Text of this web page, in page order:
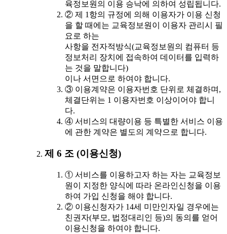
육정보원의 이용 승낙에 의하여 성립됩니다.
② 제 1항의 규정에 의해 이용자가 이용 신청
을 할 때에는 교육정보원이 이용자 관리시 필
요로 하는
사항을 전자적방식(교육정보원의 컴퓨터 등
정보처리 장치에 접속하여 데이터를 입력하
는 것을 말합니다)
이나 서면으로 하여야 합니다.
③ 이용계약은 이용자번호 단위로 체결하며,
체결단위는 1 이용자번호 이상이어야 합니
다.
④ 서비스의 대량이용 등 특별한 서비스 이용
에 관한 계약은 별도의 계약으로 합니다.
제 6 조 (이용신청)
① 서비스를 이용하고자 하는 자는 교육정보
원이 지정한 양식에 따라 온라인신청을 이용
하여 가입 신청을 해야 합니다.
② 이용신청자가 14세 미만인자일 경우에는
친권자(부모, 법정대리인 등)의 동의를 얻어
이용신청을 하여야 합니다.